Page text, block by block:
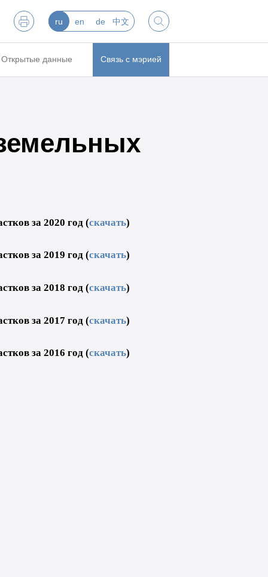
ru en de 中文
Открытые данные Связь с мэрией
за 2020 год (скачать)
за 2019 год (скачать)
за 2018 год (скачать)
за 2017 год (скачать)
за 2016 год (скачать)